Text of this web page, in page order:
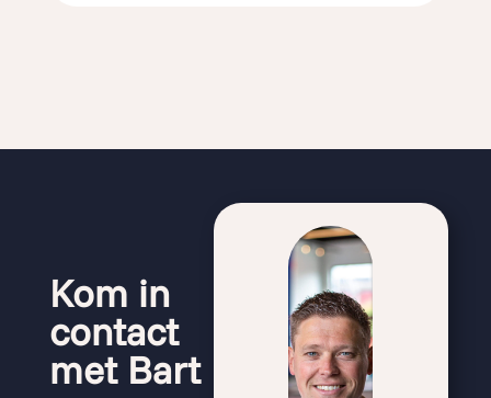
Kom in
contact
met Bart